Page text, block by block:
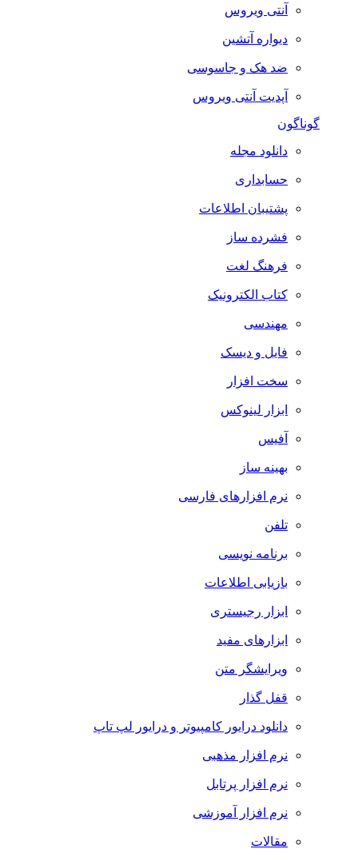
آنتی ویروس
دیواره آتشین
ضد هک و جاسوسی
آپدیت آنتی ویروس
گوناگون
دانلود مجله
حسابداری
پشتیبان اطلاعات
فشرده ساز
فرهنگ لغت
کتاب الکترونیک
مهندسی
فایل و دیسک
سخت افزار
ابزار لینوکس
آفیس
بهینه ساز
نرم افزارهای فارسی
تلفن
برنامه نویسی
بازیابی اطلاعات
ابزار رجیستری
ابزارهای مفید
ویرایشگر متن
قفل گذار
دانلود درایور کامپیوتر و درایور لپ تاپ
نرم افزار مذهبی
نرم افزار پرتابل
نرم افزار آموزشی
مقالات